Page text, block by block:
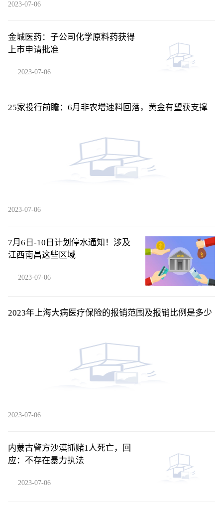
2023-07-06
金城医药：子公司化学原料药获得
上市申请批准
2023-07-06
25家投行前瞻：6月非农增速料回落，黄金有望获支撑
2023-07-06
7月6日-10日计划停水通知！涉及
江西南昌这些区域
2023-07-06
2023年上海大病医疗保险的报销范围及报销比例是多少
2023-07-06
内蒙古警方沙漠抓赌1人死亡，回
应：不存在暴力执法
2023-07-06